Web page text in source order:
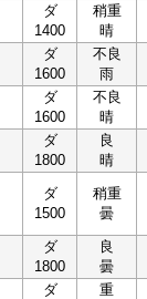
ダ
1400
稍重
晴
ダ
1600
不良
雨
ダ
1600
不良
晴
ダ
1800
良
晴
ダ
1500
稍重
曇
ダ
1800
良
曇
ダ
重